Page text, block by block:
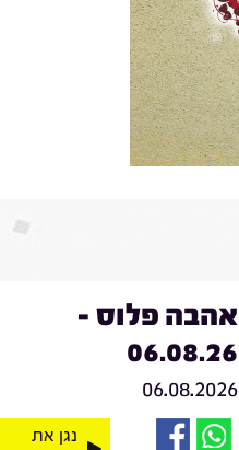
אהבה פלוס -
06.08.26
06.08.2026
נגן את